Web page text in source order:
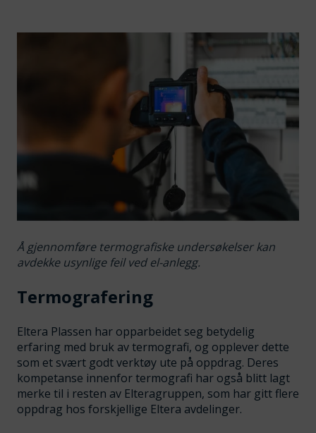
Å gjennomføre termografiske undersøkelser kan
avdekke usynlige feil ved el-anlegg.
Termografering
Eltera Plassen har opparbeidet seg betydelig
erfaring med bruk av termografi, og opplever dette
som et svært godt verktøy ute på oppdrag. Deres
kompetanse innenfor termografi har også blitt lagt
merke til i resten av Elteragruppen, som har gitt flere
oppdrag hos forskjellige Eltera avdelinger.